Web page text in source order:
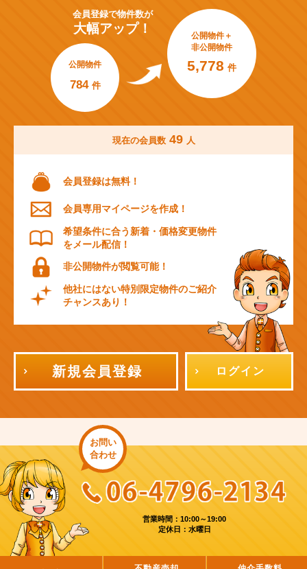
会員登録で物件数が
大幅アップ！
公開物件
784 件
公開物件＋
非公開物件
5,778 件
現在の会員数 49 人
会員登録は無料！
会員専用マイページを作成！
希望条件に合う新着・価格変更物件
をメール配信！
非公開物件が閲覧可能！
他社にはない特別限定物件のご紹介
チャンスあり！
新規会員登録 ログイン
お問い
合わせ
営業時間：10:00～19:00
定休日：水曜日